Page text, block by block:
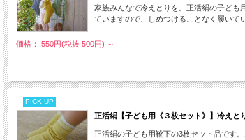
家族みんなで冷えとりを。正活絹の子ども
ていますので、しめつけることなく履いて
価格： 550円(税抜 500円) ～
PICK UP
正活絹【子ども用《３枚セット》】冷えと
正活絹の子ども用靴下の3枚セット品です